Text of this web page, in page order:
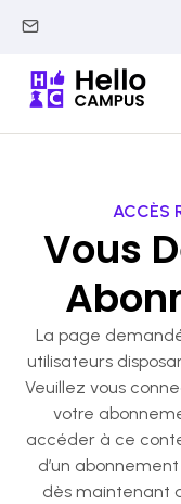
ACCÈS
Vous
La page
utilisateurs
Veuillez vous
votre
accéder à ce
d’un
dès maintenant